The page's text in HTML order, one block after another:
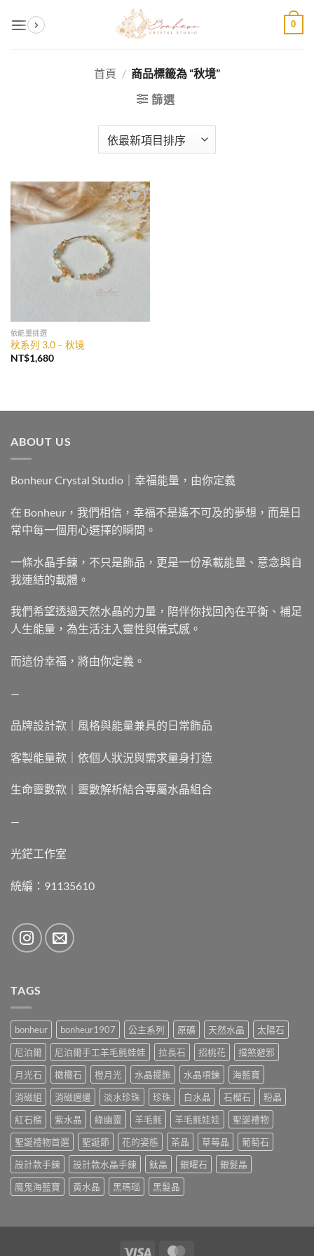
0
首頁 / 商品標籤為 “秋境”
篩選
加入
收藏
依能量挑選
秋系列 3.0 – 秋境
NT$1,680
ABOUT US
Bonheur Crystal Studio｜幸福能量，由你定義
在 Bonheur，我們相信，幸福不是遙不可及的夢想，而是日
常中每一個用心選擇的瞬間。
一條水晶手鍊，不只是飾品，更是一份承載能量、意念與自
我連結的載體。
我們希望透過天然水晶的力量，陪伴你找回內在平衡、補足
人生能量，為生活注入靈性與儀式感。
而這份幸福，將由你定義。
—
品牌設計款｜風格與能量兼具的日常飾品
客製能量款｜依個人狀況與需求量身打造
生命靈數款｜靈數解析結合專屬水晶組合
—
光鋩工作室
統編：91135610
TAGS
bonheur bonheur1907 公主系列 原礦 天然水晶
太陽石
尼泊爾
尼泊爾手工羊毛氈娃娃 拉長石 招桃花
擋煞避邪
月光石
橄欖石 橙月光 水晶擺飾 水晶項鍊
海藍寶
消磁組
消磁週邊 淡水珍珠 珍珠 白水晶 石榴石
粉晶
紅石榴
紫水晶 綠幽靈 羊毛氈 羊毛氈娃娃
聖誕禮物
聖誕禮物首選
聖誕節 花的姿態 茶晶 草莓晶
葡萄石
設計款手鍊
設計款水晶手鍊 鈦晶 銀曜石
銀髮晶
魔鬼海藍寶
黃水晶 黑瑪瑙 黑髮晶
Visa